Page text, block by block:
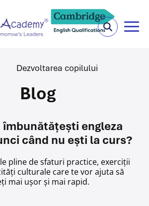
Dezvoltarea copilului
Blog
îmbunătățești engleza
când nu ești la curs?
pline de sfaturi practice, exerciții
culturale care te vor ajuta să
mai ușor și mai rapid.